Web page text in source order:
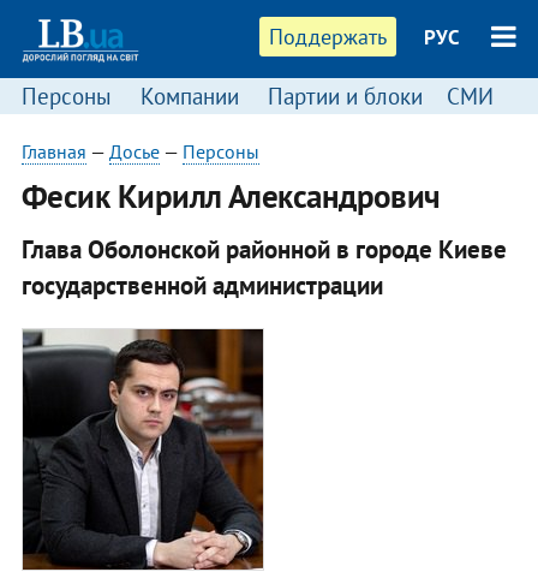
Поддержать РУС
Персоны Компании Партии и блоки СМИ
Главная — Досье— Персоны
Фесик Кирилл Александрович
Глава Оболонской районной в городе Киеве
государственной администрации